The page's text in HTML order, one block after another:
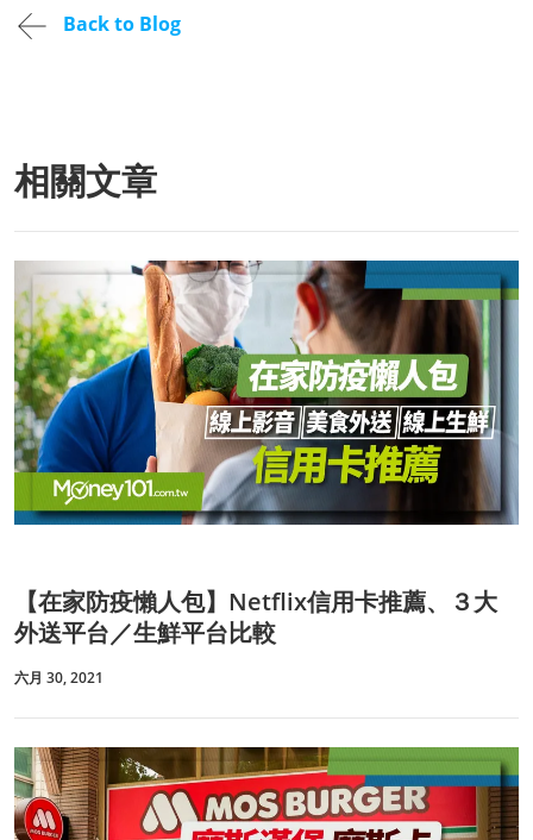
Back to Blog
相關文章
【在家防疫懶人包】Netflix信用卡推薦、３大
外送平台／生鮮平台比較
六月 30, 2021